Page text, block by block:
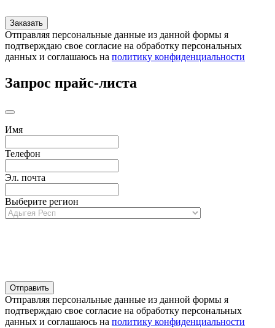
Отправляя персональные данные из данной формы я
подтверждаю свое согласие на обработку персональных
данных и соглашаюсь на политику конфиденциальности
Запрос прайс-листа
Имя
Телефон
Эл. почта
Выберите регион
Отправляя персональные данные из данной формы я
подтверждаю свое согласие на обработку персональных
данных и соглашаюсь на политику конфиденциальности